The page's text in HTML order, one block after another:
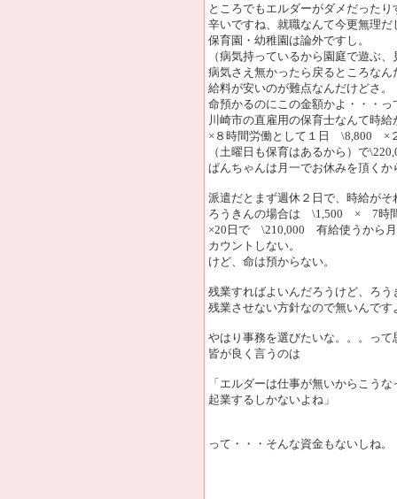
ところでもエルダーがダメだったり
辛いですね、就職なんて今更無理だ
保育園・幼稚園は論外ですし。
（病気持っているから園庭で遊ぶ
病気さえ無かったら戻るところなん
給料が安いのが難点なんだけどさ。
命預かるのにこの金額かよ・・・っ
川崎市の直雇用の保育士なんて時給
×８時間労働として１日 \8,800 ×
（土曜日も保育はあるから）で
ぱんちゃんは月一でお休みを頂くか
派遣だとまず週休２日で、時給がそ
ろうきんの場合は \1,500 × 7時
×20日で \210,000 有給使うから月
カウントしない。
けど、命は預からない。
残業すればよいんだろうけど、ろう
残業させない方針なので無いんです
やはり事務を選びたいな。。。って
皆が良く言うのは
「エルダーは仕事が無いからこうな
起業するしかないよね」
って・・・そんな資金もないしね。